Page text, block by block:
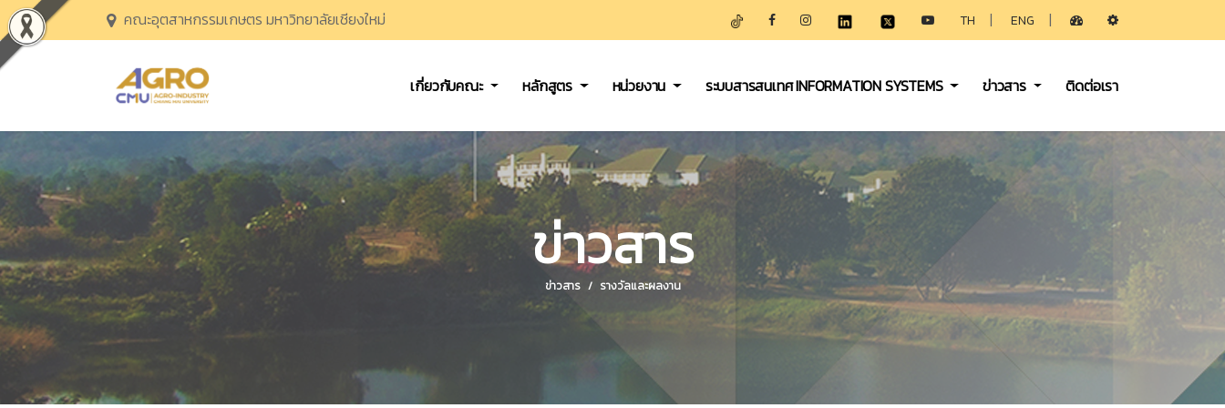
คณะอุตสาหกรรมเกษตร มหาวิทยาลัยเชียงใหม่ TH | ENG |
เกี่ยวกับคณะ หลักสูตร หน่วยงาน ระบบสารสนเทศ INFORMATION SYSTEMS ข่าวสาร ติดต่อเรา
ข่าวสาร
ข่าวสาร รางวัลและผลงาน